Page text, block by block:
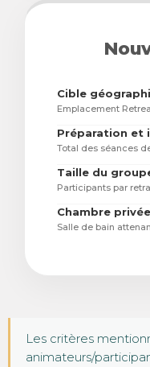
Cible
Emplacement
Préparation et
Total des séances
Taille du
Participants par
Chambre privée
Salle de bain
Les critères
animateurs/